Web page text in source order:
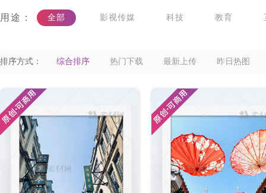
用途： 全部 影视传媒 科技 教育
排序方式： 综合排序 热门下载 最新上传 昨日热图